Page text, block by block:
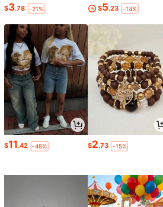
$3.78 -21% $5.23 -14%
$11.42 -48% $2.73 -15%